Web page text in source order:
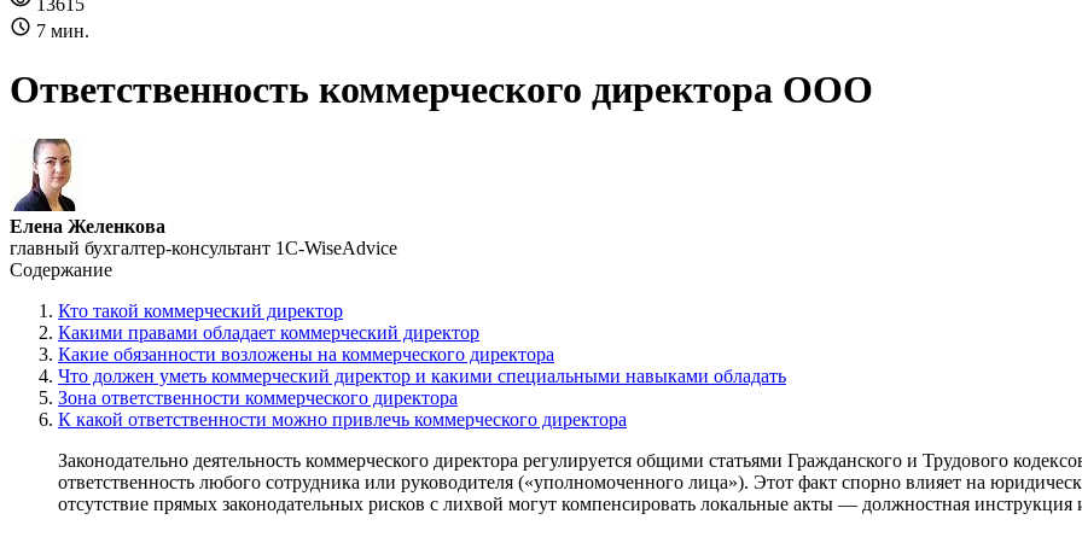
13615
7 мин.
Ответственность коммерческого директора ООО
Елена Желенкова
главный бухгалтер-консультант 1C-WiseAdvice
Содержание
Кто такой коммерческий директор
Какими правами обладает коммерческий директор
Какие обязанности возложены на коммерческого директора
Что должен уметь коммерческий директор и какими специальными навыками обладать
Зона ответственности коммерческого директора
К какой ответственности можно привлечь коммерческого директора
Законодательно деятельность коммерческого директора регулируется общими статьями Гражданского и Трудового
ответственность любого сотрудника или руководителя («уполномоченного лица»). Этот факт спорно влияет на
отсутствие прямых законодательных рисков с лихвой могут компенсировать локальные акты — должностная